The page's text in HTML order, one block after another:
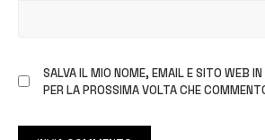
SALVA IL MIO NOME, EMAIL E SITO WEB
PER LA PROSSIMA VOLTA CHE